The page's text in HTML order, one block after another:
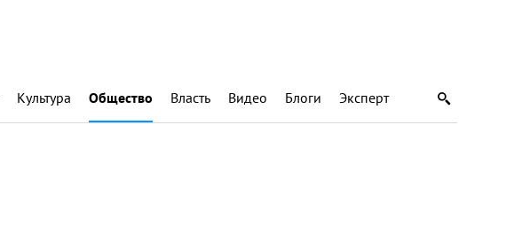
Культура Общество Власть Видео Блоги Эксперт